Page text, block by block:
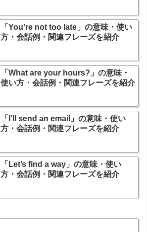
「You’re not too late」の意味・使い
方・会話例・関連フレーズを紹介
「What are your hours?」の意味・
使い方・会話例・関連フレーズを紹介
「I’ll send an email」の意味・使い
方・会話例・関連フレーズを紹介
「Let’s find a way」の意味・使い
方・会話例・関連フレーズを紹介